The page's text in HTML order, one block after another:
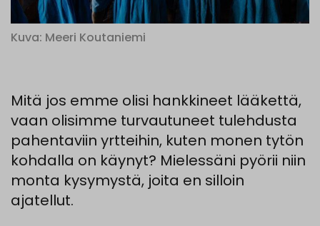
Kuva: Meeri Koutaniemi
Mitä jos emme olisi hankkineet lääkettä,
vaan olisimme turvautuneet tulehdusta
pahentaviin yrtteihin, kuten monen tytön
kohdalla on käynyt? Mielessäni pyörii niin
monta kysymystä, joita en silloin
ajatellut.